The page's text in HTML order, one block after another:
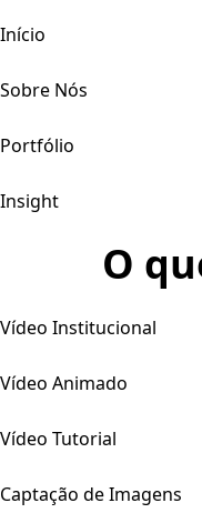
Início
Sobre Nós
Portfólio
Insight
O
Vídeo Institucional
Vídeo Animado
Vídeo Tutorial
Captação de Imagens